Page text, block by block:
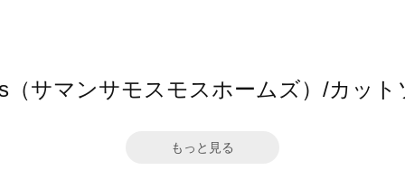
（サマンサモスモスホームズ）/カッ
もっと見る